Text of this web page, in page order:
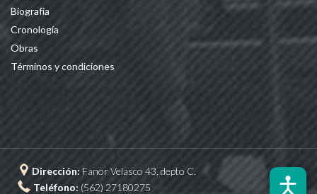
Biografía
Cronología
Obras
Términos y condiciones
Dirección: Fanor Velasco 43, depto C.
Teléfono: (562) 27180275